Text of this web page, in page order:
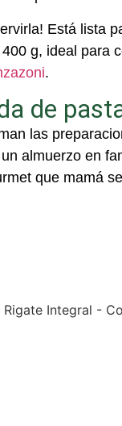
Está lista
g, ideal para
.
de
las
almuerzo en
que mamá